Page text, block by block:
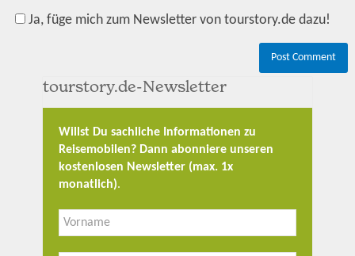
Ja, füge mich zum Newsletter von tourstory.de dazu!
tourstory.de-Newsletter
Willst Du sachliche Informationen zu
Reisemobilen? Dann abonniere unseren
kostenlosen Newsletter (max. 1x
monatlich).